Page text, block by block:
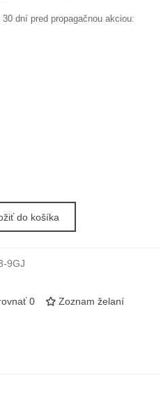
dní pred propagačnou akciou:
do košíka
9GJ
0 Zoznam želaní